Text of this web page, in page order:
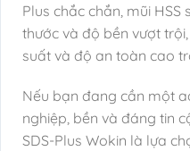
Plus chắc chắn, mũi HSS
thước và độ bền vượt
suất và độ an toàn cao
Nếu bạn đang cần một
nghiệp, bền và đáng tin
SDS-Plus Wokin là lựa